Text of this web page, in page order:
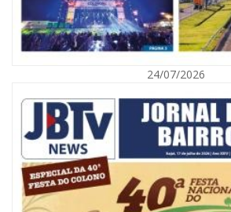
06/08/2026 | 10:02
Audiência pública debate Programa Municipal
Social em Itajaí
24/07/2026